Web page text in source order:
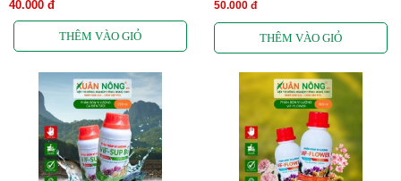
40.000 đ 50.000 đ